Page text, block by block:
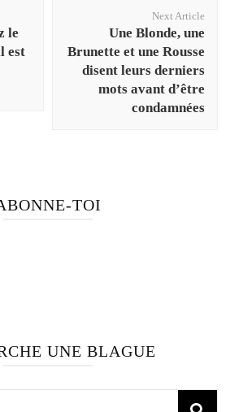
le
est
Next Article
Une Blonde, une
Brunette et une Rousse
disent leurs derniers
mots avant d’être
condamnées
TOI
UNE BLAGUE